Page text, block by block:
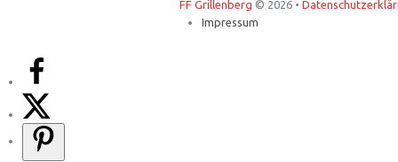
FF Grillenberg © 2026 •
Impressum